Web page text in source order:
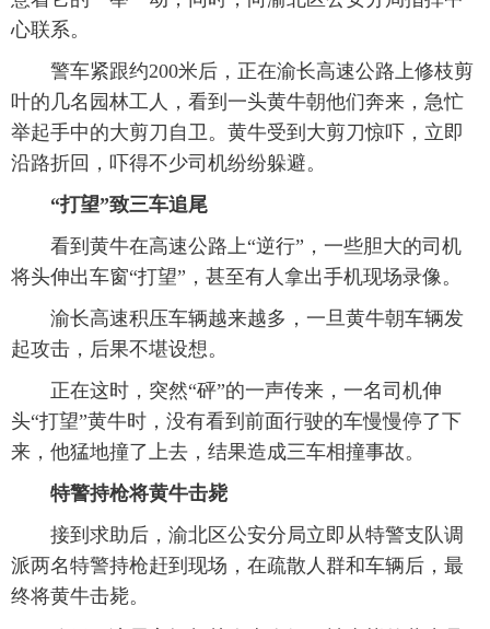
心联系。
警车紧跟约200米后，正在渝长高速公路上修枝剪
叶的几名园林工人，看到一头黄牛朝他们奔来，急忙
举起手中的大剪刀自卫。黄牛受到大剪刀惊吓，立即
沿路折回，吓得不少司机纷纷躲避。
“打望”致三车追尾
看到黄牛在高速公路上“逆行”，一些胆大的司机
将头伸出车窗“打望”，甚至有人拿出手机现场录像。
渝长高速积压车辆越来越多，一旦黄牛朝车辆发
起攻击，后果不堪设想。
正在这时，突然“砰”的一声传来，一名司机伸
头“打望”黄牛时，没有看到前面行驶的车慢慢停了下
来，他猛地撞了上去，结果造成三车相撞事故。
特警持枪将黄牛击毙
接到求助后，渝北区公安分局立即从特警支队调
派两名特警持枪赶到现场，在疏散人群和车辆后，最
终将黄牛击毙。